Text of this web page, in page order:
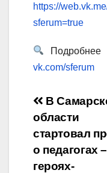
https://
sferum=true
Подробнее
vk.com/sferum
по
записям
В
области
стартовал
о педагогах –
героях-